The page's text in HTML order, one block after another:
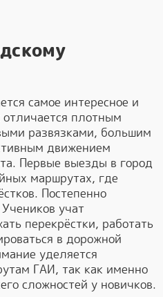
самое интересное и
плотным
развязками, большим
движением
Первые выезды в город
маршрутах, где
Постепенно
учат
перекрёстки, работать
в дорожной
уделяется
ГАИ, так как именно
сложностей у новичков.